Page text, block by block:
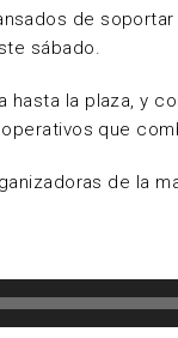
de
sábado.
hasta la plaza, y
que
de la